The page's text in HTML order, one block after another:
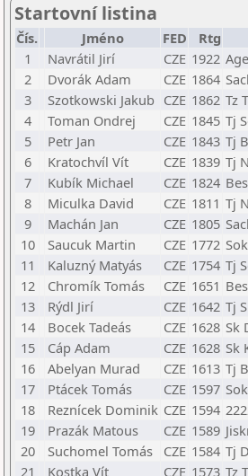
Startovní listina
Čís. Jméno FED Rtg
1
Navrátil Jirí CZE 1922
2
Dvorák Adam CZE 1864
3
Szotkowski Jakub CZE 1862 Tz
4
Toman Ondrej CZE 1845 Tj
5
Petr Jan CZE 1843 Tj
6
Kratochvíl Vít CZE 1839 Tj
7
Kubík Michael CZE 1824
8
Miculka David CZE 1811 Tj
9
Machán Jan CZE 1805
10
Saucuk Martin CZE 1772
11
Kaluzný Matyás CZE 1754 Tj
12
Chromík Tomás CZE 1651
13
Rýdl Jirí CZE 1642 Tj
14
Bocek Tadeás CZE 1628 Sk
15
Cáp Adam CZE 1628 Sk
16
Abelyan Murad CZE 1613 Tj
17
Ptácek Tomás CZE 1597
18
Reznícek Dominik CZE 1594
19
Prazák Matous CZE 1589
20
Suchomel Tomás CZE 1584 Tj
21
Kostka Vít CZE 1573 Tz